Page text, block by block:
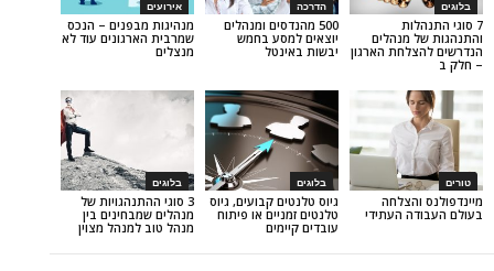
אירועים
מנהיגות מבפנים – הנכס
שמרבית הארגונים עוד לא
מנצלים
הדרכה
500 מהנדסים ומנהלים
יוצאים למסע בחמש
יבשות באינטל
הארגון
בלוגים
3 סוגי ההתנהגויות של
מנהלים שמבחינים בין
מנהל טוב למנהל מצוין
בלוגים
גיוס טלנטים קבועים, גיוס
טלנטים זמניים או פיתוח